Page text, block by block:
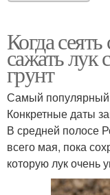
Когда
сажать лук
грунт
Самый популярный
Конкретные даты
В средней полосе
всего мая, пока
которую лук очень